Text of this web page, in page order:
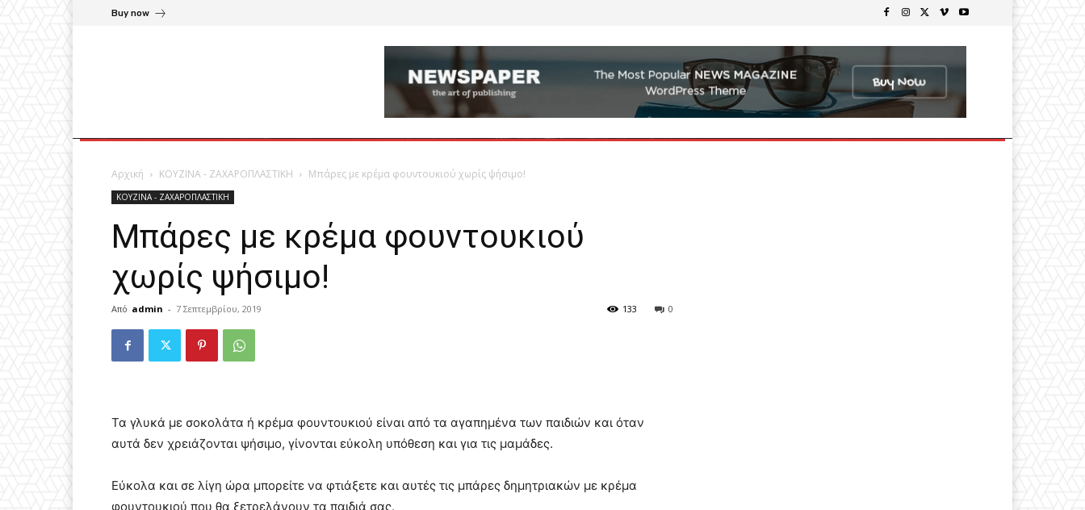
Buy now
Αρχική ΚΟΥΖΙΝΑ - ΖΑΧΑΡΟΠΛΑΣΤΙΚΗ Mπάρες με κρέμα φουντουκιού χωρίς ψήσιμο!
ΚΟΥΖΙΝΑ - ΖΑΧΑΡΟΠΛΑΣΤΙΚΗ
Mπάρες με κρέμα φουντουκιού
χωρίς ψήσιμο!
Από admin - 7 Σεπτεμβρίου, 2019 0
133
Τα γλυκά με σοκολάτα ή κρέμα φουντουκιού είναι από τα αγαπημένα των παιδιών και όταν
αυτά δεν χρειάζονται ψήσιμο, γίνονται εύκολη υπόθεση και για τις μαμάδες.
Εύκολα και σε λίγη ώρα μπορείτε να φτιάξετε και αυτές τις μπάρες δημητριακών με κρέμα
φουντουκιού που θα ξετρελάνουν τα παιδιά σας.